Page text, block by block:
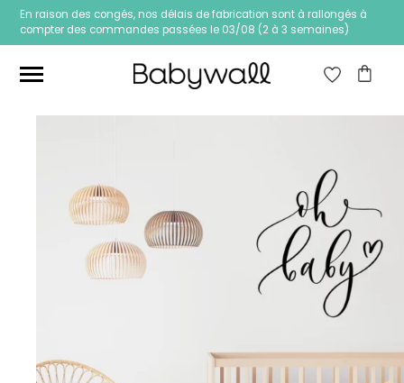
En raison des congés, nos délais de fabrication sont à rallongés à
compter des commandes passées le 03/08 (2 à 3 semaines)
Ces articles peuvent aussi vous intéresser